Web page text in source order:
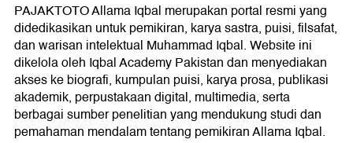
PAJAKTOTO Allama Iqbal merupakan portal resmi yang
didedikasikan untuk pemikiran, karya sastra, puisi, filsafat,
dan warisan intelektual Muhammad Iqbal. Website ini
dikelola oleh Iqbal Academy Pakistan dan menyediakan
akses ke biografi, kumpulan puisi, karya prosa, publikasi
akademik, perpustakaan digital, multimedia, serta
berbagai sumber penelitian yang mendukung studi dan
pemahaman mendalam tentang pemikiran Allama Iqbal.